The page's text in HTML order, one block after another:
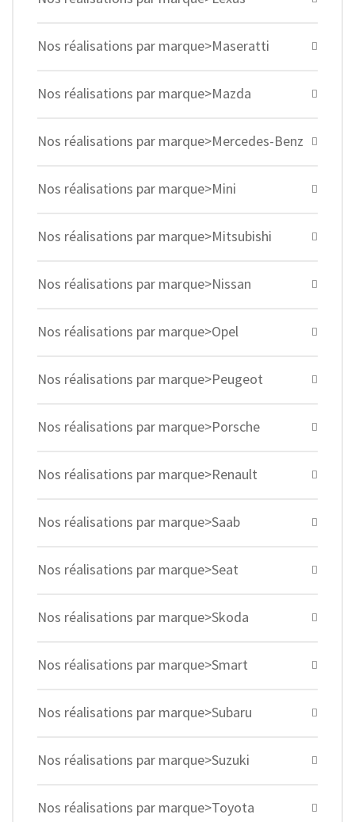
Nos réalisations par marque>Maseratti
Nos réalisations par marque>Mazda
Nos réalisations par marque>Mercedes-Benz
Nos réalisations par marque>Mini
Nos réalisations par marque>Mitsubishi
Nos réalisations par marque>Nissan
Nos réalisations par marque>Opel
Nos réalisations par marque>Peugeot
Nos réalisations par marque>Porsche
Nos réalisations par marque>Renault
Nos réalisations par marque>Saab
Nos réalisations par marque>Seat
Nos réalisations par marque>Skoda
Nos réalisations par marque>Smart
Nos réalisations par marque>Subaru
Nos réalisations par marque>Suzuki
Nos réalisations par marque>Toyota